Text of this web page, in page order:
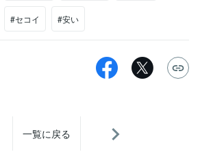
#セコイ #安い
一覧に戻る